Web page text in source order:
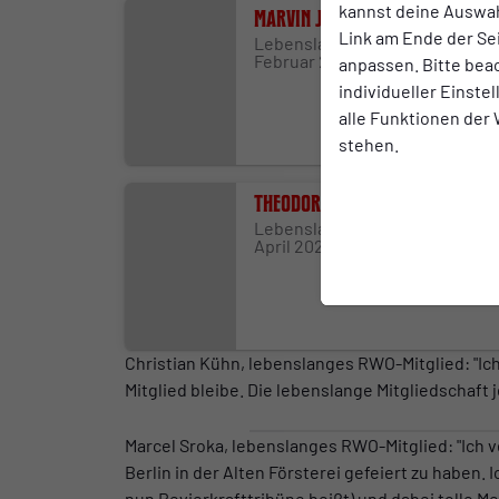
kannst deine
Link am Ende der
anpassen. Bitte
individueller
alle Funktionen der
stehen.
Marvin Jörgensen
Lebenslanges Mitglied seit 01.
Februar 2025
Theodor Caro
Lebenslanges Mitglied seit 01.
April 2025
Christian Kühn, lebenslanges RWO-Mitglied:
Mitglied bleibe. Die lebenslange
Marcel Sroka, lebenslanges RWO-Mitglied:
Berlin in der Alten Försterei gefeiert zu haben.